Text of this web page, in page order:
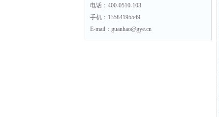
电话：400-0510-103
手机：13584195549
E-mail：guanhao@gye.cn